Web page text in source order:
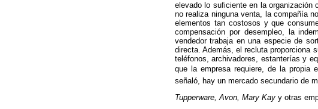
elevado lo suficiente en la
no realiza ninguna venta, la compañía
elementos tan costosos y que
compensación por desempleo, la
vendedor trabaja en una especie de
directa. Además, el recluta proporciona
teléfonos, archivadores, estanterías y
que la empresa requiere, de la propia
señaló, hay un mercado secundario de
Tupperware, Avon, Mary Kay y otras